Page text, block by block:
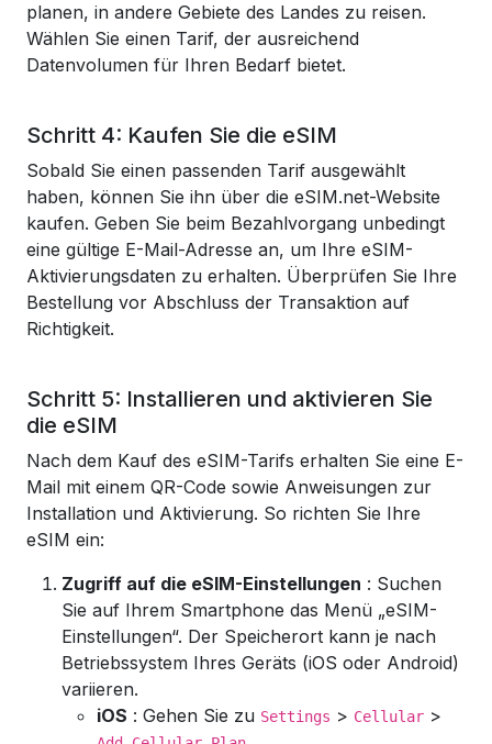
planen, in andere Gebiete des Landes zu reisen.
Wählen Sie einen Tarif, der ausreichend
Datenvolumen für Ihren Bedarf bietet.
Schritt 4: Kaufen Sie die eSIM
Sobald Sie einen passenden Tarif ausgewählt
haben, können Sie ihn über die eSIM.net-Website
kaufen. Geben Sie beim Bezahlvorgang unbedingt
eine gültige E-Mail-Adresse an, um Ihre eSIM-
Aktivierungsdaten zu erhalten. Überprüfen Sie Ihre
Bestellung vor Abschluss der Transaktion auf
Richtigkeit.
Schritt 5: Installieren und aktivieren Sie
die eSIM
Nach dem Kauf des eSIM-Tarifs erhalten Sie eine E-
Mail mit einem QR-Code sowie Anweisungen zur
Installation und Aktivierung. So richten Sie Ihre
eSIM ein:
Zugriff auf die eSIM-Einstellungen : Suchen
Sie auf Ihrem Smartphone das Menü „eSIM-
Einstellungen“. Der Speicherort kann je nach
Betriebssystem Ihres Geräts (iOS oder Android)
variieren.
iOS : Gehen Sie zu Settings > Cellular >